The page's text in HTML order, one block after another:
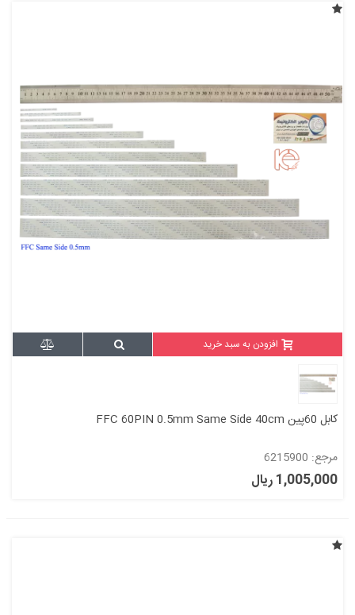
افزودن به سبد خرید
کابل 60پین FFC 60PIN 0.5mm Same Side 40cm
مرجع: 6215900
1,005,000 ریال